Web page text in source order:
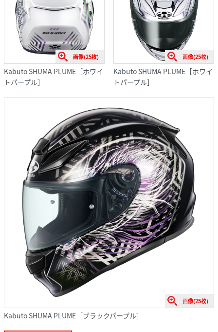
画像(25枚)
Kabuto SHUMA PLUME［ホワイ
トパープル］
画像(25枚)
Kabuto SHUMA PLUME［ホワイ
トパープル］
画像(25枚)
Kabuto SHUMA PLUME［ブラックパープル］